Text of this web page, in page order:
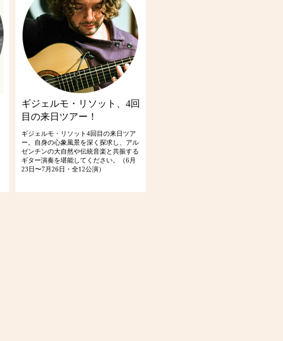
ギジェルモ・リソット、4回
目の来日ツアー！
ギジェルモ・リソット4回目の来日ツア
ー。自身の心象風景を深く探求し、アル
ゼンチンの大自然や伝統音楽と共振する
ギター演奏を堪能してください。（6月
23日〜7月26日・全12公演）